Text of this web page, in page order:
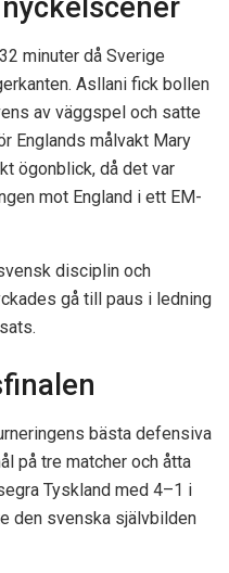
minuter då Sverige
Asllani fick bollen
av väggspel och satte
Englands målvakt Mary
ögonblick, då det var
mot England i ett EM-
disciplin och
gå till paus i ledning
bästa defensiva
på tre matcher och åtta
Tyskland med 4–1 i
den svenska självbilden